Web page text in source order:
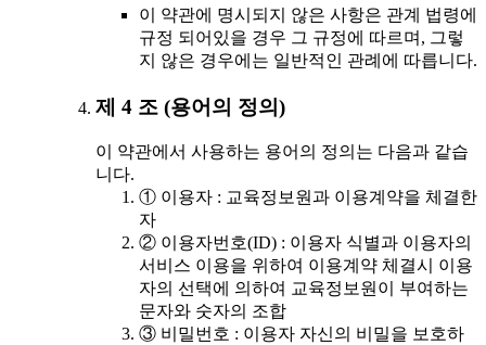
이 약관에 명시되지 않은 사항은 관계 법령에
규정 되어있을 경우 그 규정에 따르며, 그렇
지 않은 경우에는 일반적인 관례에 따릅니다.
제 4 조 (용어의 정의)
이 약관에서 사용하는 용어의 정의는 다음과 같습
니다.
① 이용자 : 교육정보원과 이용계약을 체결한
자
② 이용자번호(ID) : 이용자 식별과 이용자의
서비스 이용을 위하여 이용계약 체결시 이용
자의 선택에 의하여 교육정보원이 부여하는
문자와 숫자의 조합
③ 비밀번호 : 이용자 자신의 비밀을 보호하